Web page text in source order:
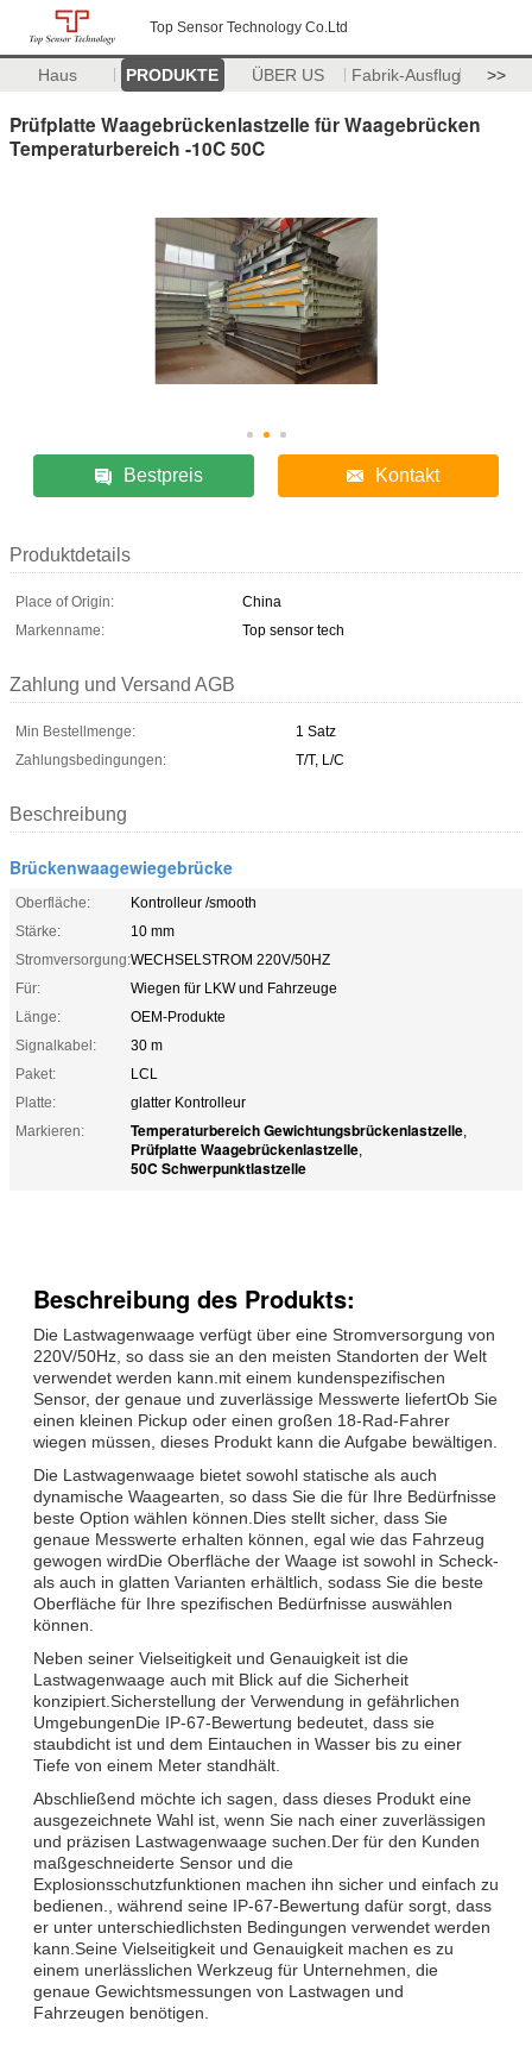
Top Sensor Technology Co.Ltd
Haus PRODUKTE ÜBER US Fabrik-Ausflug >>
Prüfplatte Waagebrückenlastzelle für Waagebrücken
Temperaturbereich -10C 50C
Bestpreis Kontakt
Produktdetails
Place of Origin:
China
Markenname:
Top sensor tech
Zahlung und Versand AGB
Min Bestellmenge:
1 Satz
Zahlungsbedingungen:
T/T, L/C
Beschreibung
Brückenwaagewiegebrücke
Oberfläche:
Kontrolleur /smooth
Stärke:
10 mm
Stromversorgung:WECHSELSTROM 220V/50HZ
Für:
Wiegen für LKW und Fahrzeuge
Länge:
OEM-Produkte
Signalkabel:
30 m
Paket:
LCL
Platte:
glatter Kontrolleur
Markieren:
Temperaturbereich Gewichtungsbrückenlastzelle,
Prüfplatte Waagebrückenlastzelle,
50C Schwerpunktlastzelle
Beschreibung des Produkts:
Die Lastwagenwaage verfügt über eine Stromversorgung von
220V/50Hz, so dass sie an den meisten Standorten der Welt
verwendet werden kann.mit einem kundenspezifischen
Sensor, der genaue und zuverlässige Messwerte liefertOb Sie
einen kleinen Pickup oder einen großen 18-Rad-Fahrer
wiegen müssen, dieses Produkt kann die Aufgabe bewältigen.
Die Lastwagenwaage bietet sowohl statische als auch
dynamische Waagearten, so dass Sie die für Ihre Bedürfnisse
beste Option wählen können.Dies stellt sicher, dass Sie
genaue Messwerte erhalten können, egal wie das Fahrzeug
gewogen wirdDie Oberfläche der Waage ist sowohl in Scheck-
als auch in glatten Varianten erhältlich, sodass Sie die beste
Oberfläche für Ihre spezifischen Bedürfnisse auswählen
können.
Neben seiner Vielseitigkeit und Genauigkeit ist die
Lastwagenwaage auch mit Blick auf die Sicherheit
konzipiert.Sicherstellung der Verwendung in gefährlichen
UmgebungenDie IP-67-Bewertung bedeutet, dass sie
staubdicht ist und dem Eintauchen in Wasser bis zu einer
Tiefe von einem Meter standhält.
Abschließend möchte ich sagen, dass dieses Produkt eine
ausgezeichnete Wahl ist, wenn Sie nach einer zuverlässigen
und präzisen Lastwagenwaage suchen.Der für den Kunden
maßgeschneiderte Sensor und die
Explosionsschutzfunktionen machen ihn sicher und einfach zu
bedienen., während seine IP-67-Bewertung dafür sorgt, dass
er unter unterschiedlichsten Bedingungen verwendet werden
kann.Seine Vielseitigkeit und Genauigkeit machen es zu
einem unerlässlichen Werkzeug für Unternehmen, die
genaue Gewichtsmessungen von Lastwagen und
Fahrzeugen benötigen.